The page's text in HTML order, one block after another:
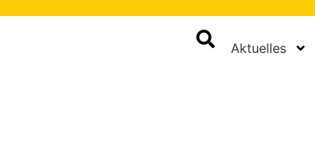
Aktuelles